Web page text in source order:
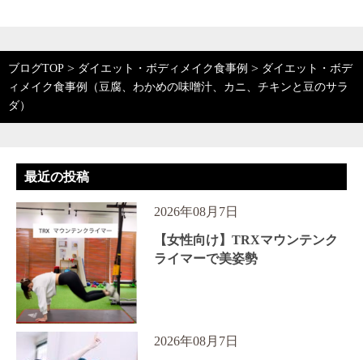
ブログTOP > ダイエット・ボディメイク食事例 > ダイエット・ボデ
ィメイク食事例（豆腐、わかめの味噌汁、カニ、チキンと豆のサラ
ダ）
最近の投稿
2026年08月7日
【女性向け】TRXマウンテンク
ライマーで美姿勢
2026年08月7日